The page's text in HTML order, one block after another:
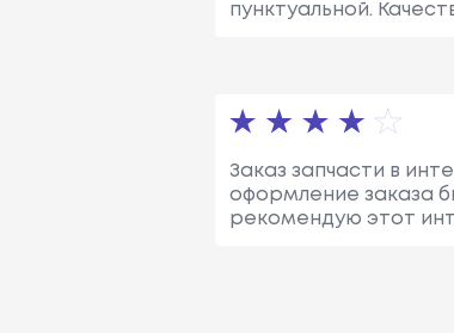
пунктуальной.
Заказ запчасти в
оформление заказа
рекомендую этот